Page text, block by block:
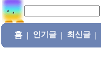
홈 인기글 최신글